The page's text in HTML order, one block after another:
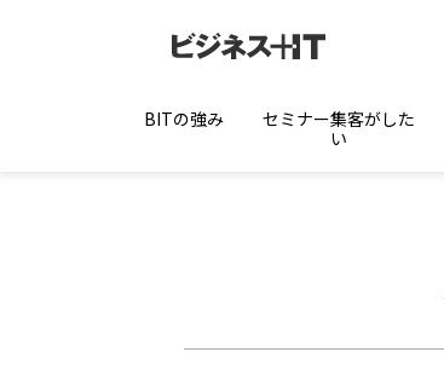
BITの強み
セミナー集客がした
い